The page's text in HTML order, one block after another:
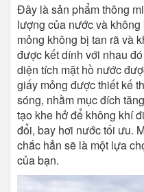
Đây là sản phẩm thông
lượng của nước và
mỏng không bị tan rã và
được kết dính với nhau
diện tích mặt hồ nước
giấy mỏng được thiết kế
sóng, nhằm mục đích
tạo khe hở để không khí
đổi, bay hơi nước tối ưu.
chắc hẳn sẽ là một lựa
của bạn.